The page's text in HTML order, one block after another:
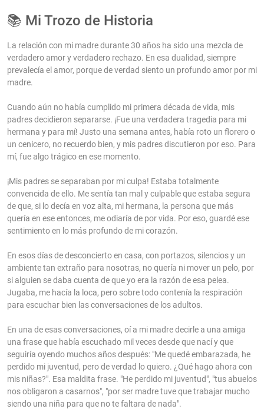
📚 Mi Trozo de Historia
La relación con mi madre durante 30 años ha sido una mezcla de
verdadero amor y verdadero rechazo. En esa dualidad, siempre
prevalecía el amor, porque de verdad siento un profundo amor por mi
madre.
Cuando aún no había cumplido mi primera década de vida, mis
padres decidieron separarse. ¡Fue una verdadera tragedia para mi
hermana y para mí! Justo una semana antes, había roto un florero o
un cenicero, no recuerdo bien, y mis padres discutieron por eso. Para
mí, fue algo trágico en ese momento.
¡Mis padres se separaban por mi culpa! Estaba totalmente
convencida de ello. Me sentía tan mal y culpable que estaba segura
de que, si lo decía en voz alta, mi hermana, la persona que más
quería en ese entonces, me odiaría de por vida. Por eso, guardé ese
sentimiento en lo más profundo de mi corazón.
En esos días de desconcierto en casa, con portazos, silencios y un
ambiente tan extraño para nosotras, no quería ni mover un pelo, por
si alguien se daba cuenta de que yo era la razón de esa pelea.
Jugaba, me hacía la loca, pero sobre todo contenía la respiración
para escuchar bien las conversaciones de los adultos.
En una de esas conversaciones, oí a mi madre decirle a una amiga
una frase que había escuchado mil veces desde que nací y que
seguiría oyendo muchos años después: "Me quedé embarazada, he
perdido mi juventud, pero de verdad lo quiero. ¿Qué hago ahora con
mis niñas?". Esa maldita frase. "He perdido mi juventud", "tus abuelos
nos obligaron a casarnos", "por ser madre tuve que trabajar mucho
siendo una niña para que no te faltara de nada".